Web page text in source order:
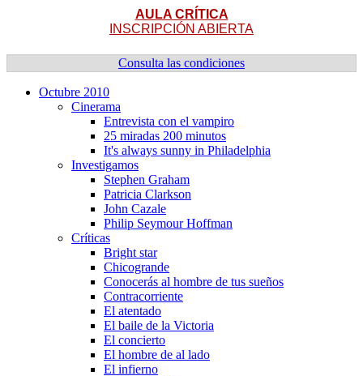
AULA CRÍTICA
INSCRIPCIÓN ABIERTA
Consulta las condiciones
Octubre 2010
Cinerama
Entrevista con el vampiro
25 miradas 200 minutos
It's always sunny in Philadelphia
Investigamos
Stephen Graham
Patricia Clarkson
John Cazale
Philip Seymour Hoffman
Crí­ticas
Bright star
Chicogrande
Conocerás al hombre de tus sueños
Contracorriente
El atentado
El baile de la Victoria
El concierto
El hombre de al lado
El infierno